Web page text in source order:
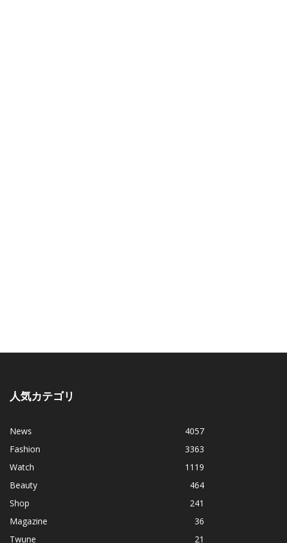
人気カテゴリ
News
4057
Fashion
3363
Watch
1119
Beauty
464
Shop
241
Magazine
36
Twune
21